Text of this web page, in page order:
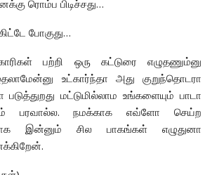
ரொம்ப பிடிச்சது…
போகுது…
பற்றி ஒரு கட்டுரை எழுதணும்னு
உட்கார்ந்தா அது குறுந்தொடரா
மட்டுமில்லாம உங்களையும் பாடா
பரவால்ல. நமக்காக எவ்ளோ செய்ற
இன்னும் சில பாகங்கள் எழுதுனா